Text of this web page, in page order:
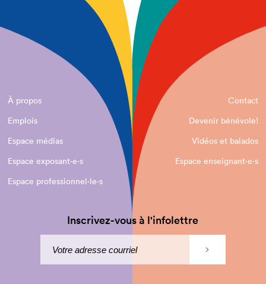
À propos
Contact
Emplois
Devenir bénévole!
Espace médias
Vidéos et balados
Espace exposant·e⋅s
Espace enseignant·e⋅s
Espace professionnel·le⋅s
Inscrivez-vous à l'infolettre